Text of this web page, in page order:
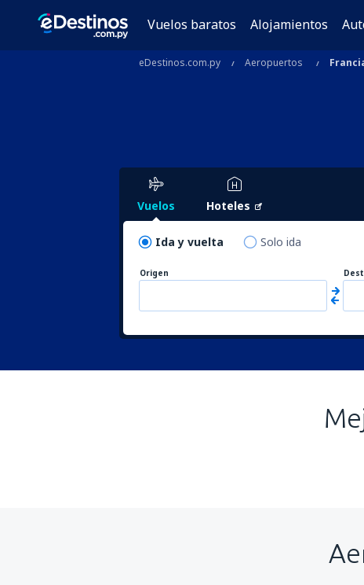
Vuelos baratos Alojamientos
eDestinos.com.py Aeropuertos
Vuelos Hoteles
Ida y vuelta Solo ida
Origen